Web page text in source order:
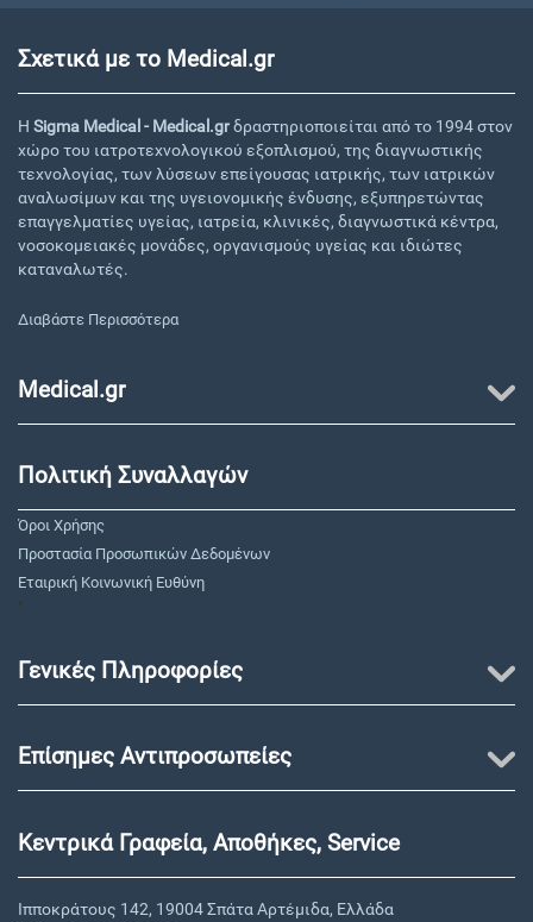
Σχετικά με το Medical.gr
Η Sigma Medical - Medical.grδραστηριοποιείται από το 1994 στον
χώρο του ιατροτεχνολογικού εξοπλισμού, της διαγνωστικής
τεχνολογίας, των λύσεων επείγουσας ιατρικής, των ιατρικών
αναλωσίμων και της υγειονομικής ένδυσης, εξυπηρετώντας
επαγγελματίες υγείας, ιατρεία, κλινικές, διαγνωστικά κέντρα,
νοσοκομειακές μονάδες, οργανισμούς υγείας και ιδιώτες
καταναλωτές.
Διαβάστε Περισσότερα
Medical.gr
Πολιτική Συναλλαγών
Όροι Χρήσης
Προστασία Προσωπικών Δεδομένων
Εταιρική Κοινωνική Ευθύνη
"
Γενικές Πληροφορίες
Επίσημες Αντιπροσωπείες
Κεντρικά Γραφεία, Αποθήκες, Service
Ιπποκράτους 142, 19004 Σπάτα Αρτέμιδα, Ελλάδα